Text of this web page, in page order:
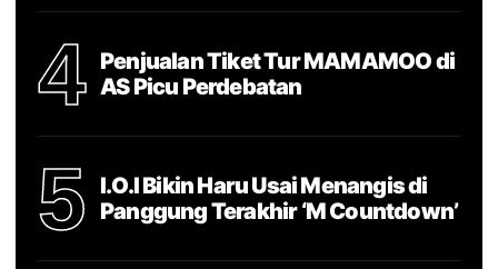
4
Penjualan Tiket Tur MAMAMOO di
AS Picu Perdebatan
5
I.O.I Bikin Haru Usai Menangis di
Panggung Terakhir ‘M Countdown’